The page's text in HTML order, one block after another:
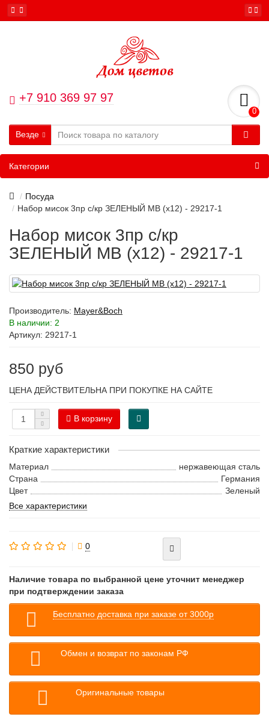
+7 910 369 97 97
0
Везде
Категории
Посуда
Набор мисок 3пр с/кр ЗЕЛЕНЫЙ МВ (х12) - 29217-1
Набор мисок 3пр с/кр
ЗЕЛЕНЫЙ МВ (х12) - 29217-1
Производитель: Mayer&Boch
В наличии: 2
Артикул: 29217-1
850 руб
ЦЕНА ДЕЙСТВИТЕЛЬНА ПРИ ПОКУПКЕ НА САЙТЕ
В корзину
Краткие характеристики
Материал
нержавеющая сталь
Страна
Германия
Цвет
Зеленый
Все характеристики
0
Наличие товара по выбранной цене уточнит менеджер
при подтверждении заказа
Бесплатно доставка при заказе от 3000р
Обмен и возврат по законам РФ
Оригинальные товары